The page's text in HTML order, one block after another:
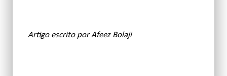
Artigo escrito por Afeez Bolaji